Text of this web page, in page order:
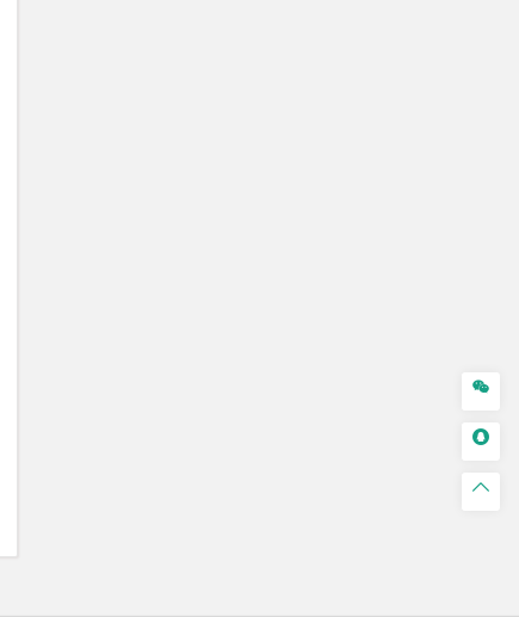


